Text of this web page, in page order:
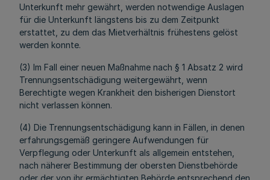
Unterkunft mehr gewährt, werden notwendige Auslagen
für die Unterkunft längstens bis zu dem Zeitpunkt
erstattet, zu dem das Mietverhältnis frühestens gelöst
werden konnte.
(3) Im Fall einer neuen Maßnahme nach § 1 Absatz 2 wird
Trennungsentschädigung weitergewährt, wenn
Berechtigte wegen Krankheit den bisherigen Dienstort
nicht verlassen können.
(4) Die Trennungsentschädigung kann in Fällen, in denen
erfahrungsgemäß geringere Aufwendungen für
Verpflegung oder Unterkunft als allgemein entstehen,
nach näherer Bestimmung der obersten Dienstbehörde
oder der von ihr ermächtigten Behörde entsprechend den